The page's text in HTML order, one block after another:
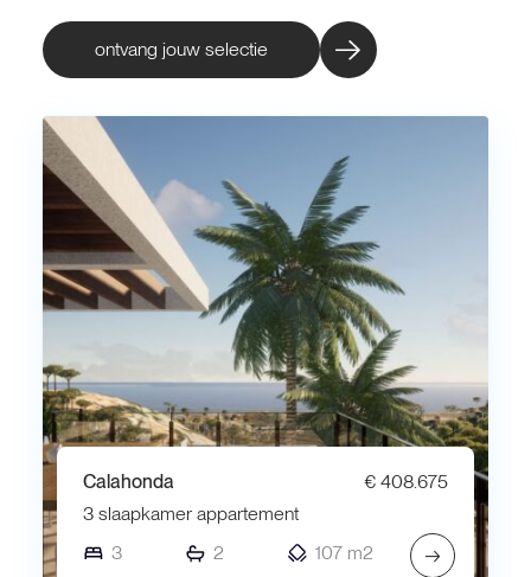
ontvang jouw selectie
Calahonda
€ 408.675
3 slaapkamer appartement
3
2 107 m2 →